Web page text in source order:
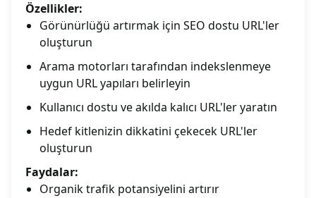
Özellikler:
Görünürlüğü artırmak için SEO dostu URL'ler
oluşturun
Arama motorları tarafından indekslenmeye
uygun URL yapıları belirleyin
Kullanıcı dostu ve akılda kalıcı URL'ler yaratın
Hedef kitlenizin dikkatini çekecek URL'ler
oluşturun
Faydalar:
Organik trafik potansiyelini artırır